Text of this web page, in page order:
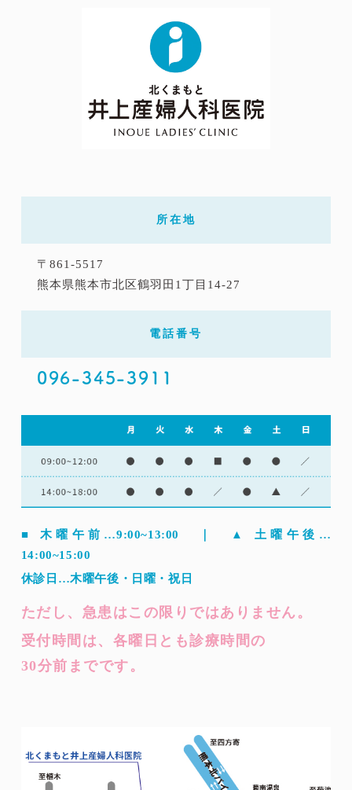
所在地
〒861-5517
熊本県熊本市北区鶴羽田1丁目14-27
電話番号
096-345-3911
■ 木曜午前…9:00~13:00 ｜ ▲ 土曜午後…
14:00~15:00
休診日…木曜午後・日曜・祝日
ただし、急患はこの限りではありません。
受付時間は、各曜日とも診療時間の
30分前までです。